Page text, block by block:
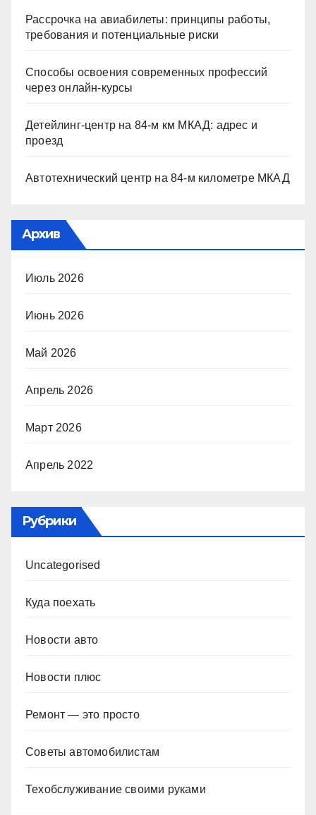
Рассрочка на авиабилеты: принципы работы,
требования и потенциальные риски
Способы освоения современных профессий
через онлайн-курсы
Детейлинг-центр на 84-м км МКАД: адрес и
проезд
Автотехнический центр на 84-м километре МКАД
Архив
Июль 2026
Июнь 2026
Май 2026
Апрель 2026
Март 2026
Апрель 2022
Рубрики
Uncategorised
Куда поехать
Новости авто
Новости плюс
Ремонт — это просто
Советы автомобилистам
Техобслуживание своими руками